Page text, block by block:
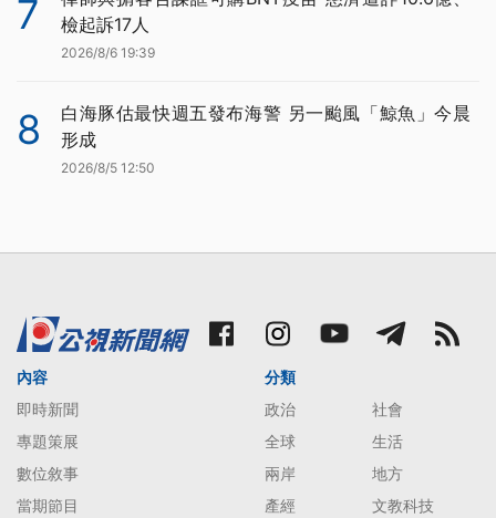
7
檢起訴17人
2026/8/6 19:39
8
白海豚估最快週五發布海警 另一颱風「鯨魚」今晨
形成
2026/8/5 12:50
內容
即時新聞
專題策展
數位敘事
當期節目
分類
政治
社會
全球
生活
兩岸
地方
產經
文教科技